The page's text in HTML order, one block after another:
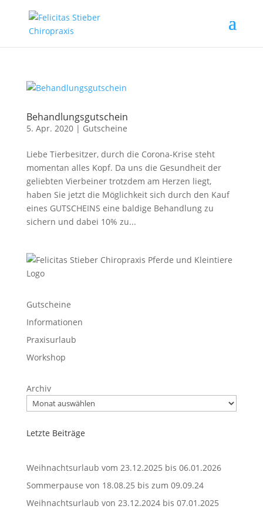
Behandlungsgutschein
5. Apr. 2020| Gutscheine
Liebe Tierbesitzer, durch die Corona-Krise steht
momentan alles Kopf. Da uns die Gesundheit der
geliebten Vierbeiner trotzdem am Herzen liegt,
haben Sie jetzt die Möglichkeit sich durch den Kauf
eines GUTSCHEINS eine baldige Behandlung zu
sichern und dabei 10% zu...
Gutscheine
Informationen
Praxisurlaub
Workshop
Archiv
Letzte Beiträge
Weihnachtsurlaub vom 23.12.2025 bis 06.01.2026
Sommerpause von 18.08.25 bis zum 09.09.24
Weihnachtsurlaub von 23.12.2024 bis 07.01.2025